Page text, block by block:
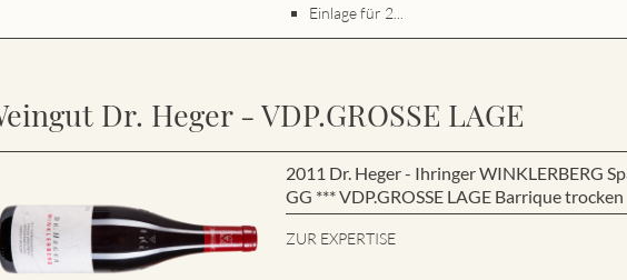
Einlage für 2...
Dr. Heger - VDP.GROSSE LAGE
2011 Dr. Heger - Ihringer WINKLERBERG
GG *** VDP.GROSSE LAGE Barrique trocken
ZUR EXPERTISE